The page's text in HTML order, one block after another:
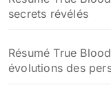
secrets révélés
Résumé True
évolutions des